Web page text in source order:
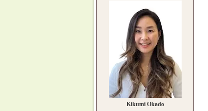
Kikumi Okado